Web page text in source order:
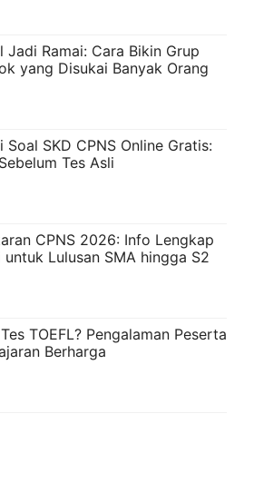
Jadi Ramai: Cara Bikin Grup
yang Disukai Banyak Orang
Soal SKD CPNS Online Gratis:
Tes Asli
CPNS 2026: Info Lengkap
untuk Lulusan SMA hingga S2
TOEFL? Pengalaman Peserta
Berharga